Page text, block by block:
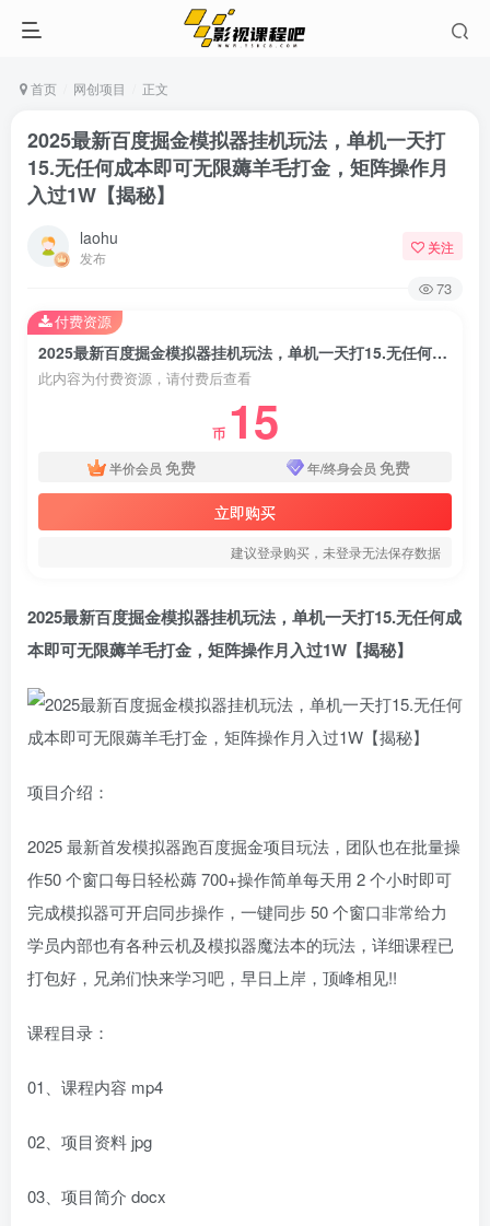
首页 网创项目 正文
2025最新百度掘金模拟器挂机玩法，单机一天打
15.无任何成本即可无限薅羊毛打金，矩阵操作月
入过1W【揭秘】
laohu
发布
关注
73
2025最新百度掘金模拟器挂机玩法，单机一天打15.无任何成本即可无限薅羊毛打金，矩阵操作月入过1W【揭秘】
此内容为付费资源，请付费后查看
币 15
半价会员 免费 年/终身会员 免费
立即购买
建议登录购买，未登录无法保存数据
付费资源
2025最新百度掘金模拟器挂机玩法，单机一天打15.无任何成
本即可无限薅羊毛打金，矩阵操作月入过1W【揭秘】
项目介绍：
2025 最新首发模拟器跑百度掘金项目玩法，团队也在批量操
作50 个窗口每日轻松薅 700+操作简单每天用 2 个小时即可
完成模拟器可开启同步操作，一键同步 50 个窗口非常给力
学员内部也有各种云机及模拟器魔法本的玩法，详细课程已
打包好，兄弟们快来学习吧，早日上岸，顶峰相见!!
课程目录：
01、课程内容 mp4
02、项目资料 jpg
03、项目简介 docx